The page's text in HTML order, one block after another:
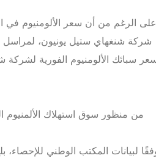
على الرغم من أن سعر الألومنيوم في